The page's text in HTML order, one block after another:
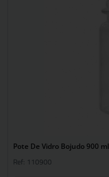
Pote De Vidro Bojudo 900
Ref: 110900